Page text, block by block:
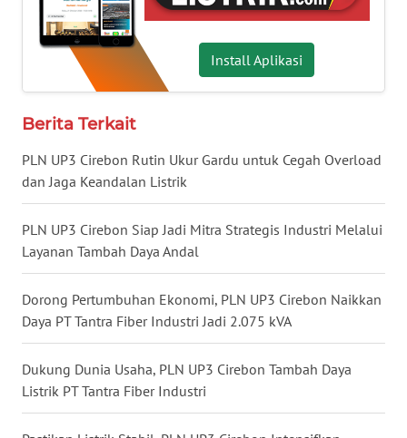
Install Aplikasi
Berita Terkait
PLN UP3 Cirebon Rutin Ukur Gardu untuk Cegah Overload
dan Jaga Keandalan Listrik
PLN UP3 Cirebon Siap Jadi Mitra Strategis Industri Melalui
Layanan Tambah Daya Andal
Dorong Pertumbuhan Ekonomi, PLN UP3 Cirebon Naikkan
Daya PT Tantra Fiber Industri Jadi 2.075 kVA
Dukung Dunia Usaha, PLN UP3 Cirebon Tambah Daya
Listrik PT Tantra Fiber Industri
WN
LAMPUNG
WN
JATENG
WN
NUSANTARA
WN
JOGJA
WN
JATIM
WN